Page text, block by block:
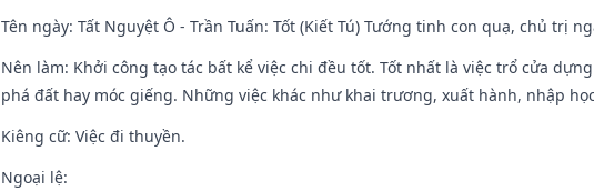
Tên ngày: Tất Nguyệt Ô - Trần Tuấn: Tốt (Kiết Tú) Tướng tinh con quạ, chủ trị
Nên làm: Khởi công tạo tác bất kể việc chi đều tốt. Tốt nhất là việc trổ cửa
phá đất hay móc giếng. Những việc khác như khai trương, xuất hành, nhập
Kiêng cữ: Việc đi thuyền.
Ngoại lệ: